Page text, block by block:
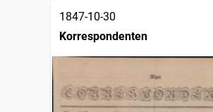
1847-10-30
Korrespondenten